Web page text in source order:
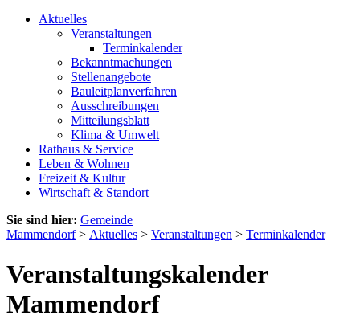
Aktuelles
Veranstaltungen
Terminkalender
Bekanntmachungen
Stellenangebote
Bauleitplanverfahren
Ausschreibungen
Mitteilungsblatt
Klima & Umwelt
Rathaus & Service
Leben & Wohnen
Freizeit & Kultur
Wirtschaft & Standort
Sie sind hier: Gemeinde
Mammendorf> Aktuelles > Veranstaltungen > Terminkalender
Veranstaltungskalender
Mammendorf